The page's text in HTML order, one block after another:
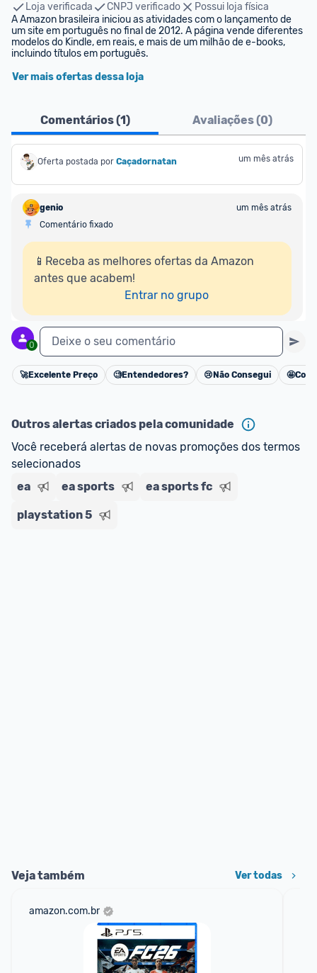
Loja verificada
CNPJ verificado
Possui loja física
A Amazon brasileira iniciou as atividades com o lançamento de
um site em português no final de 2012. A página vende diferentes
modelos do Kindle, em reais, e mais de um milhão de e-books,
incluindo títulos em português.
Ver mais ofertas dessa loja
Comentários (1) Avaliações (0)
Oferta postada por Caçadornatan um mês atrás
genio
um mês atrás
Comentário fixado
📱Receba as melhores ofertas da Amazon
antes que acabem!
Entrar no grupo
0 Deixe o seu comentário
Cancelar
🚀Excelente Preço 🧐Entendedores? 😢 Não Consegui 🤩
Outros alertas criados pela comunidade
Você receberá alertas de novas promoções dos termos
selecionados
ea
ea sports ea sports fc
playstation 5
Veja também Ver todas
amazon.com.br